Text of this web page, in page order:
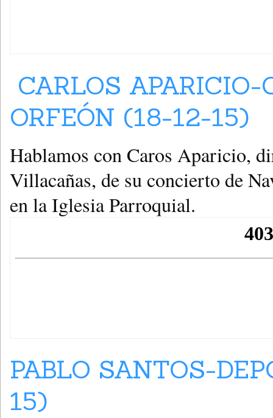
CARLOS
ORFEÓN (18-12-15)
Hablamos con Caros Aparicio,
Villacañas, de su concierto de
en la Iglesia Parroquial.
PABLO SANTOS-
15)